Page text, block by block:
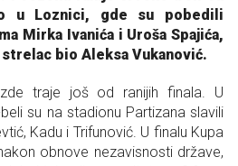
u Loznici, gde su pobedili
Mirka Ivanića i Uroša Spajića,
bio Aleksa Vukanović.
traje još od ranijih finala. U
su na stadionu Partizana slavili
Kadu i Trifunović. U finalu Kupa
obnove nezavisnosti države,